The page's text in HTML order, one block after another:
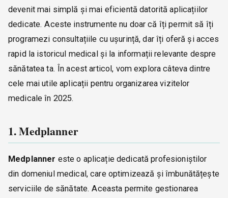
devenit mai simplă și mai eficientă datorită aplicațiilor
dedicate. Aceste instrumente nu doar că îți permit să îți
programezi consultațiile cu ușurință, dar îți oferă și acces
rapid la istoricul medical și la informații relevante despre
sănătatea ta. În acest articol, vom explora câteva dintre
cele mai utile aplicații pentru organizarea vizitelor
medicale în 2025.
1. Medplanner
Medplanner este o aplicație dedicată profesioniștilor
din domeniul medical, care optimizează și îmbunătățește
serviciile de sănătate. Aceasta permite gestionarea